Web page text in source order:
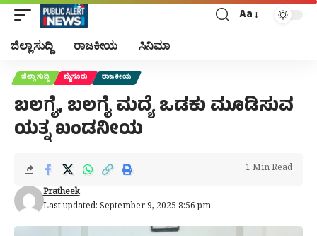
Font
Aa
ಜಿಲ್ಲಾ ಸುದ್ದಿ ರಾಜಕೀಯ ಸಿನಿಮಾ
ಜಿಲ್ಲಾ ಸುದ್ದಿ ಮೈಸೂರು ರಾಜಕೀಯ
ಬಲಗೈ, ಬಲಗೈ ಮದ್ಯೆ ಒಡಕು ಮೂಡಿಸುವ
ಯತ್ನ ಖಂಡನೀಯ
Last updated: September 9, 2025 8:56 pm
Pratheek
1 Min Read